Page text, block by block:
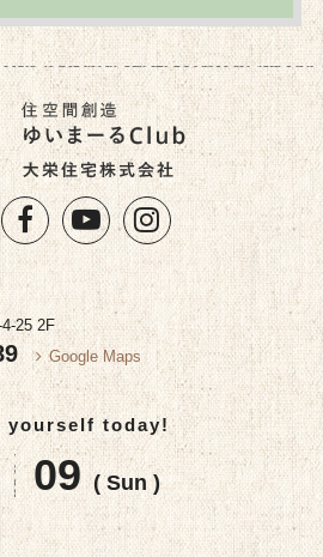
25 2F
Google Maps
yourself today!
09 ( Sun )